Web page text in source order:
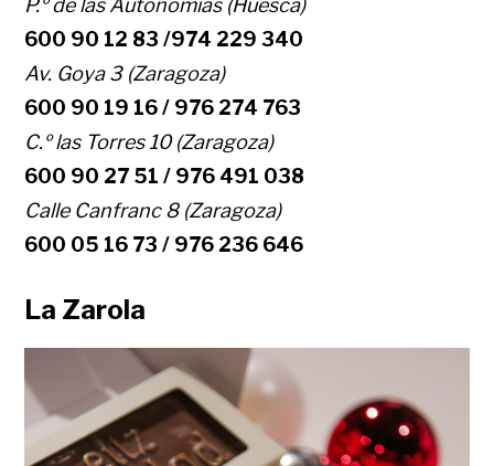
P.º de las Autonomías (Huesca)
600 90 12 83 /974 229 340
Av. Goya 3 (Zaragoza)
600 90 19 16 / 976 274 763
C.º las Torres 10 (Zaragoza)
600 90 27 51 / 976 491 038
Calle Canfranc 8 (Zaragoza)
600 05 16 73 / 976 236 646
La Zarola